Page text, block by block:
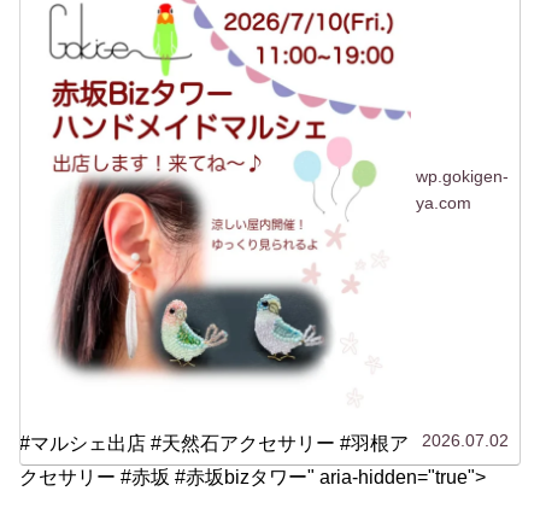
wp.gokigen-
ya.com
2026.07.02
#マルシェ出店 #天然石アクセサリー #羽根ア
クセサリー #赤坂 #赤坂bizタワー" aria-hidden="true">